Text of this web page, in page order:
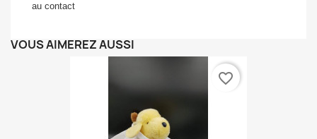
au contact
VOUS AIMEREZ AUSSI
favorite_border